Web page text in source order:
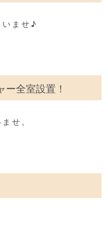
ませ♪
全室設置！
せ。